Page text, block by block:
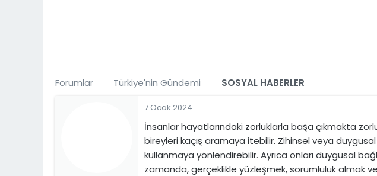
Forumlar Türkiye'nin Gündemi SOSYAL HABERLER
7 Ocak 2024
İnsanlar hayatlarındaki zorluklarla başa çıkmakta
bireyleri kaçış aramaya itebilir. Zihinsel veya
kullanmaya yönlendirebilir. Ayrıca onları duygusal
zamanda, gerçeklikle yüzleşmek, sorumluluk almak ve